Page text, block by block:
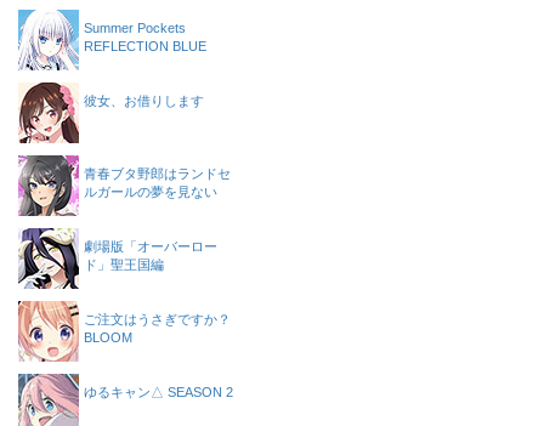
Summer Pockets
REFLECTION BLUE
彼女、お借りします
青春ブタ野郎はランドセ
ルガールの夢を見ない
劇場版「オーバーロー
ド」聖王国編
ご注文はうさぎですか？
BLOOM
ゆるキャン△ SEASON 2